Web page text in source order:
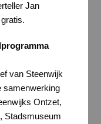
Jan
van Steenwijk
samenwerking
Ontzet,
Stadsmuseum